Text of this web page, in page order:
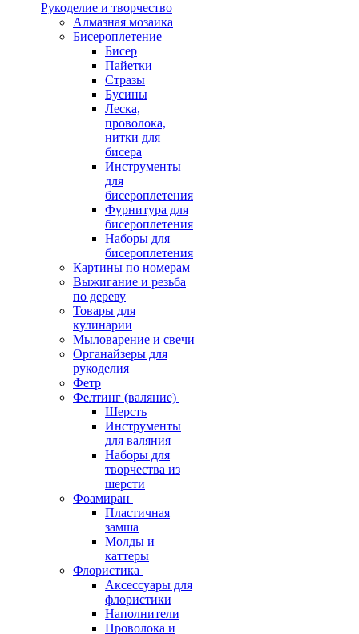
Рукоделие и творчество
Алмазная мозаика
Бисероплетение
Бисер
Пайетки
Стразы
Бусины
Леска,
проволока,
нитки для
бисера
Инструменты
для
бисероплетения
Фурнитура для
бисероплетения
Наборы для
бисероплетения
Картины по номерам
Выжигание и резьба
по дереву
Товары для
кулинарии
Мыловарение и свечи
Органайзеры для
рукоделия
Фетр
Фелтинг (валяние)
Шерсть
Инструменты
для валяния
Наборы для
творчества из
шерсти
Фоамиран
Пластичная
замша
Молды и
каттеры
Флористика
Аксессуары для
флористики
Наполнители
Проволока и